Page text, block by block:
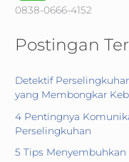
f
r
0838-0666-4152
Postingan
Detektif
yang Membongkar
4 Pentingnya
Perselingkuhan
5 Tips